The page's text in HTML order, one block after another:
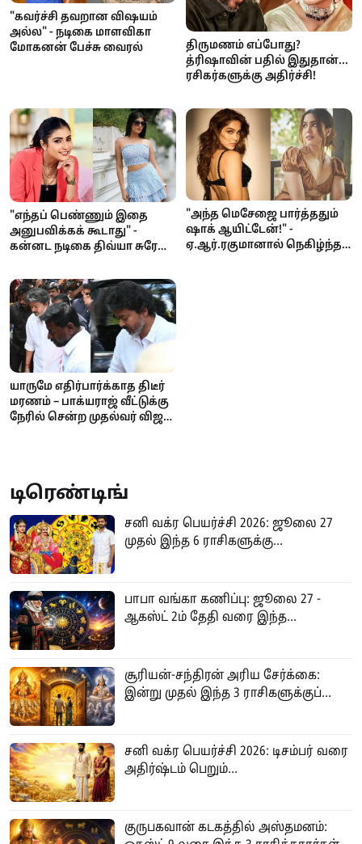
"கவர்ச்சி தவறான விஷயம்
அல்ல" - நடிகை மாளவிகா
மோகனன் பேச்சு வைரல்
திருமணம் எப்போது?
த்ரிஷாவின் பதில் இதுதான்...
ரசிகர்களுக்கு அதிர்ச்சி!
"எந்தப் பெண்ணும் இதை
அனுபவிக்கக் கூடாது" -
கன்னட நடிகை திவ்யா சுரேஷ்
தொல்லை; பெங்களூர்
போலீசுக்கு கேள்வி!
"அந்த மெசேஜை பார்த்ததும்
ஷாக் ஆயிட்டேன்!" -
ஏ.ஆர்.ரகுமானால் நெகிழ்ந்த
யாருமே எதிர்பார்க்காத திடீர்
மரணம் – பாக்யராஜ் வீட்டுக்கு
நேரில் சென்ற முதல்வர் விஜய்;
டிரெண்டிங்
சனி வக்ர பெயர்ச்சி 2026: ஜூலை 27
முதல் இந்த 6 ராசிகளுக்கு...
பாபா வங்கா கணிப்பு: ஜூலை 27 -
ஆகஸ்ட் 2ம் தேதி வரை இந்த...
சூரியன்-சந்திரன் அரிய சேர்க்கை:
இன்று முதல் இந்த 3 ராசிகளுக்குப்...
சனி வக்ர பெயர்ச்சி 2026: டிசம்பர் வரை
அதிர்ஷ்டம் பெறும்...
குருபகவான் கடகத்தில் அஸ்தமனம்: